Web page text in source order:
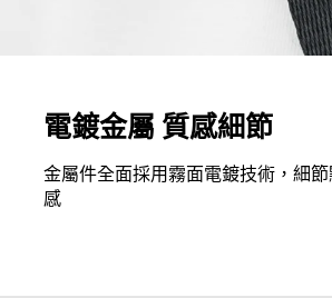
電鍍金屬 質感細節
金屬件全面採用霧面電鍍技術，細
感